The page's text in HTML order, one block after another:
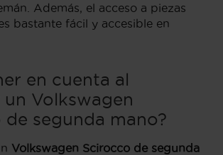
Además, el acceso a piezas
bastante fácil y accesible en
en cuenta al
un Volkswagen
de segunda mano?
Volkswagen Scirocco de segunda